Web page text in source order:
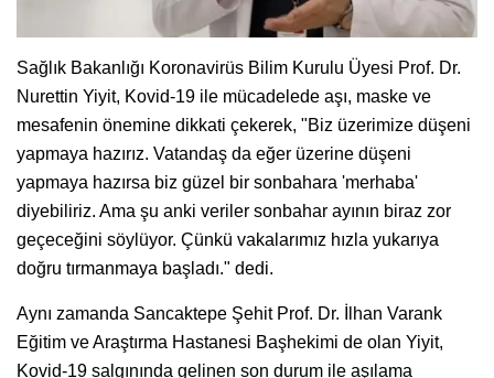
Sağlık Bakanlığı Koronavirüs Bilim Kurulu Üyesi Prof. Dr.
Nurettin Yiyit, Kovid-19 ile mücadelede aşı, maske ve
mesafenin önemine dikkati çekerek, "Biz üzerimize düşeni
yapmaya hazırız. Vatandaş da eğer üzerine düşeni
yapmaya hazırsa biz güzel bir sonbahara 'merhaba'
diyebiliriz. Ama şu anki veriler sonbahar ayının biraz zor
geçeceğini söylüyor. Çünkü vakalarımız hızla yukarıya
doğru tırmanmaya başladı." dedi.
Aynı zamanda Sancaktepe Şehit Prof. Dr. İlhan Varank
Eğitim ve Araştırma Hastanesi Başhekimi de olan Yiyit,
Kovid-19 salgınında gelinen son durum ile aşılama